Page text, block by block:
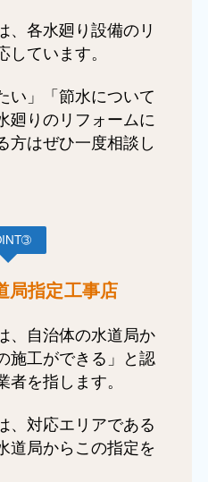
、各水廻り設備のリ
ています。
い」「節水について
廻りのリフォームに
方はぜひ一度相談し
局指定工事店
、自治体の水道局か
施工ができる」と認
を指します。
、対応エリアである
道局からこの指定を